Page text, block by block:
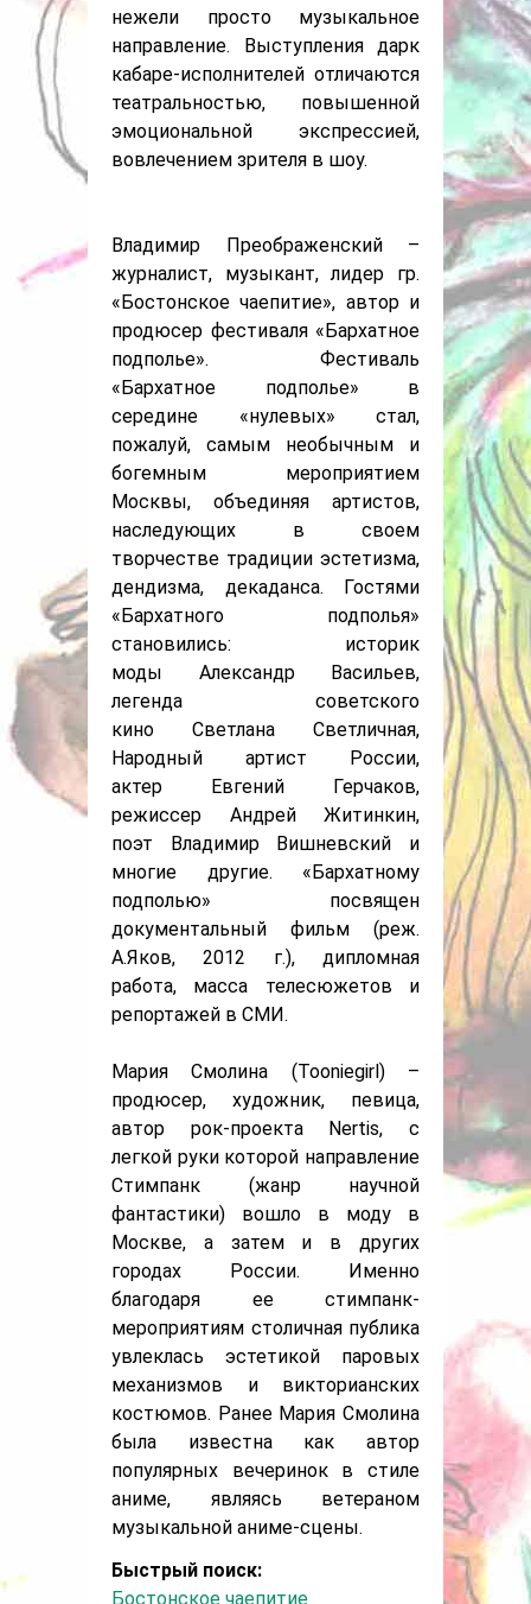
нежели просто музыкальное
направление. Выступления дарк
кабаре-исполнителей отличаются
театральностью, повышенной
эмоциональной экспрессией,
вовлечением зрителя в шоу.
Владимир Преображенский –
журналист, музыкант, лидер гр.
«Бостонское чаепитие», автор и
продюсер фестиваля «Бархатное
подполье». Фестиваль
«Бархатное подполье» в
середине «нулевых» стал,
пожалуй, самым необычным и
богемным мероприятием
Москвы, объединяя артистов,
наследующих в своем
творчестве традиции эстетизма,
дендизма, декаданса. Гостями
«Бархатного подполья»
становились: историк
моды Александр Васильев,
легенда советского
кино Светлана Светличная,
Народный артист России,
актер Евгений Герчаков,
режиссер Андрей Житинкин,
поэт Владимир Вишневский и
многие другие. «Бархатному
подполью» посвящен
документальный фильм (реж.
А.Яков, 2012 г.), дипломная
работа, масса телесюжетов и
репортажей в СМИ.
Мария Смолина (Tooniegirl) –
продюсер, художник, певица,
автор рок-проекта Nertis, с
легкой руки которой направление
Стимпанк (жанр научной
фантастики) вошло в моду в
Москве, а затем и в других
городах России. Именно
благодаря ее стимпанк-
мероприятиям столичная публика
увлеклась эстетикой паровых
механизмов и викторианских
костюмов. Ранее Мария Смолина
была известна как автор
популярных вечеринок в стиле
аниме, являясь ветераном
музыкальной аниме-сцены.
Быстрый поиск:
Бостонское чаепитие